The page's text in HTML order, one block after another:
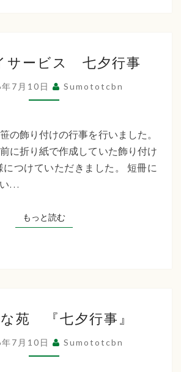
良
デ
イ
ー
ビ
ス
行
事
サービス 七夕行事
7月10日 Sumototcbn
の飾り付けの行事を行いました。
に折り紙で作成していた飾り付け
つけていただきました。 短冊に
い…
もっと読むもっと読む
ち
ば
な
苑 『七夕行事』
7月10日 Sumototcbn